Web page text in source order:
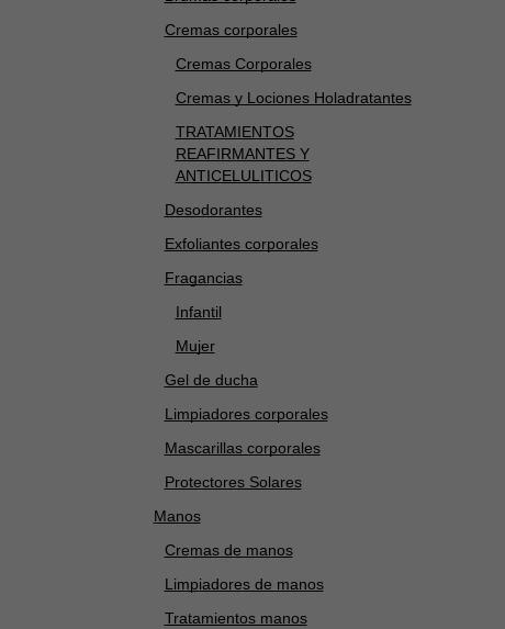
Cremas corporales
Cremas Corporales
Cremas y Lociones Holadratantes
TRATAMIENTOS
REAFIRMANTES Y
ANTICELULITICOS
Desodorantes
Exfoliantes corporales
Fragancias
Infantil
Mujer
Gel de ducha
Limpiadores corporales
Mascarillas corporales
Protectores Solares
Manos
Cremas de manos
Limpiadores de manos
Tratamientos manos